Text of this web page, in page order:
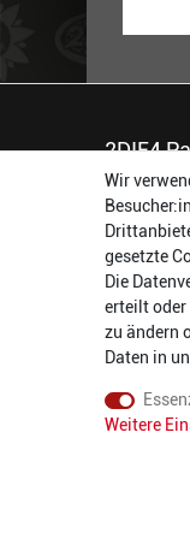
2DIE4
56457
Reinhold-
0 26 63/ 9
Wir
gesetzte
Die
erteilt oder
zu ändern
Daten in
Weitere